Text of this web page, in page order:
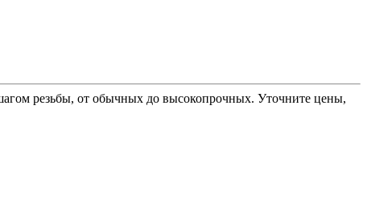
резьбы, от обычных до высокопрочных. Уточните цены,